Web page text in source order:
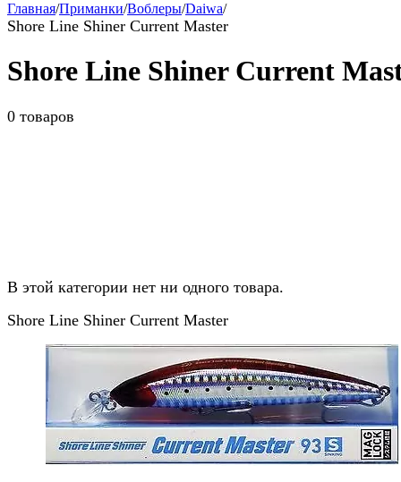
Главная/Приманки/Воблеры/Daiwa/
Shore Line Shiner Current Master
Shore Line Shiner Current
0 товаров
В этой категории нет ни одного товара.
Shore Line Shiner Current Master